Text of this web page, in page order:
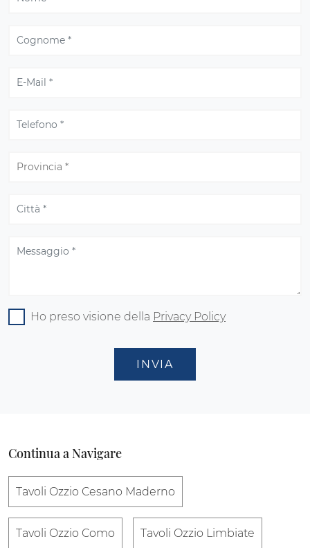
Ho preso visione della Privacy Policy
INVIA
Continua a Navigare
Tavoli Ozzio Cesano Maderno
Tavoli Ozzio Como Tavoli Ozzio Limbiate